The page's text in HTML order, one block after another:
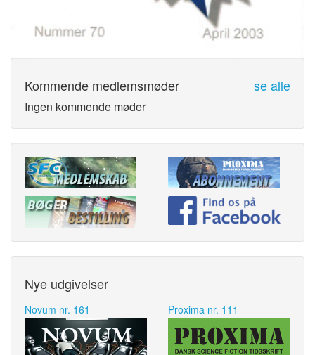
Kommende medlemsmøder se alle
Ingen kommende møder
Nye udgivelser
Novum nr. 161 Proxima nr. 111